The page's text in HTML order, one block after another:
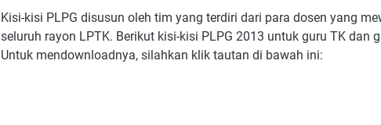
Kisi-kisi PLPG disusun oleh tim yang terdiri dari para dosen yang
seluruh rayon LPTK. Berikut kisi-kisi PLPG 2013 untuk guru TK dan
Untuk mendownloadnya, silahkan klik tautan di bawah ini: